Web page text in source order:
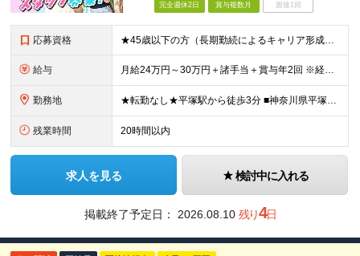
完全週休2日 賞与複数月 面接1回
応募資格 ★45歳以下の方（長期勤続によるキャリア形成のため） ★完全未経験の方、大歓迎！ ■未経験、ブランクのある方の社会復帰も応援します ※学歴不問 ＼こんな方にピッタリの職場です！／ ◎日常的にスマー
給与 月給24万円～30万円＋諸手当＋賞与年2回 ※経験やスキルを最大限考慮して給与を決定 ※試用期間3ヶ月（その間の待遇に差異はありません） ※月給額は経験・スキルを考慮の上、決定します。 ※残業代は退
勤務地 ★転勤なし★平塚駅から徒歩3分 ■神奈川県平塚市宝町3-1 平塚MNビル1階 ＜平塚ってどんな街？7つの魅力をご紹介します＞ ■海まで徒歩圏内で、湘南の潮風を感じながら過ごせる ■目の前の駅ビル「ラ
残業時間 20時間以内
求人を見る 検討中に入れる
掲載終了予定日： 2026.08.10 残り4日